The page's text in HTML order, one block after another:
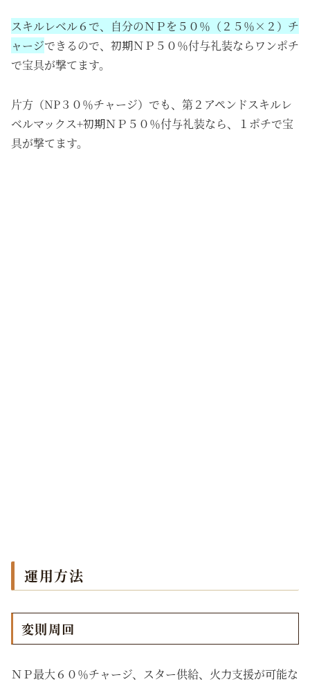
スキルレベル６で、自分のＮＰを５０％（２５％×２）チ
ャージできるので、初期ＮＰ５０％付与礼装ならワンポチ
で宝具が撃てます。
片方（NP３０％チャージ）でも、第２アペンドスキルレ
ベルマックス+初期ＮＰ５０％付与礼装なら、１ポチで宝
具が撃てます。
運用方法
変則周回
ＮＰ最大６０％チャージ、スター供給、火力支援が可能な